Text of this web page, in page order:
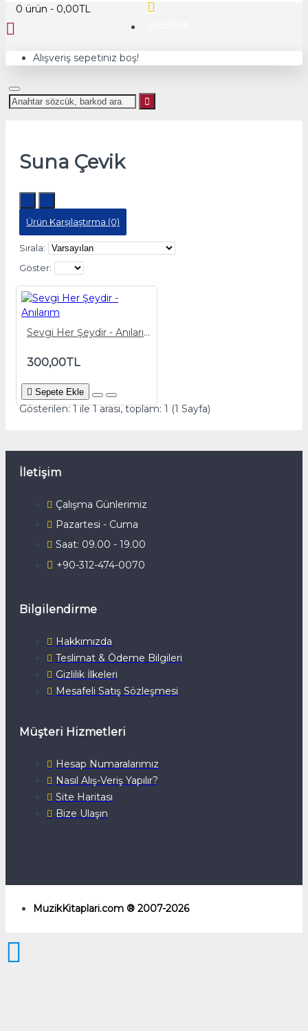
0 ürün - 0,00TL
Alışveriş sepetiniz boş!
Suna Çevik
Ürün Karşılaştırma (0)
Sırala:
Göster:
Sevgi Her Şeydir - Anılarım
300,00TL
Sepete Ekle
Gösterilen: 1 ile 1 arası, toplam: 1 (1 Sayfa)
İletişim
Çalışma Günlerimiz
Pazartesi - Cuma
Saat: 09.00 - 19.00
+90-312-474-0070
Bilgilendirme
Hakkımızda
Teslimat & Ödeme Bilgileri
Gizlilik İlkeleri
Mesafeli Satış Sözleşmesi
Müşteri Hizmetleri
Hesap Numaralarımız
Nasıl Alış-Veriş Yapılır?
Site Haritası
Bize Ulaşın
MuzikKitaplari.com ® 2007-2026